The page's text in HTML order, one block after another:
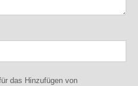
das Hinzufügen von